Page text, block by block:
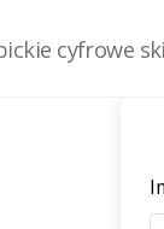
cyfrowe